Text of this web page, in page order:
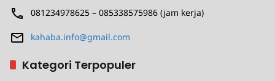
081234978625 – 085338575986 (jam kerja)
kahaba.info@gmail.com
Kategori Terpopuler